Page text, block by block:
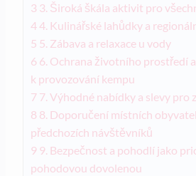
3 3. Široká škála aktivit pro
4 4. Kulinářské‌ lahůdky a
5 5. ​Zábava a relaxace⁢ u vody
6 6. Ochrana‍ životního prostředí
k provozování kempu
7 7. Výhodné nabídky‌ a slevy pro
8 8. Doporučení místních
předchozích návštěvníků
9 9. Bezpečnost ‌a⁣ pohodlí jako
pohodovou dovolenou